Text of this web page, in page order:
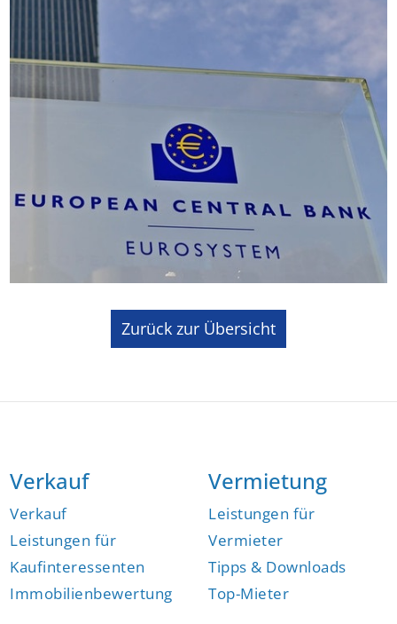
Zurück zur Übersicht
Verkauf
Verkauf
Leistungen für
Kaufinteressenten
Immobilienbewertung
Vermietung
Leistungen für
Vermieter
Tipps & Downloads
Top-Mieter